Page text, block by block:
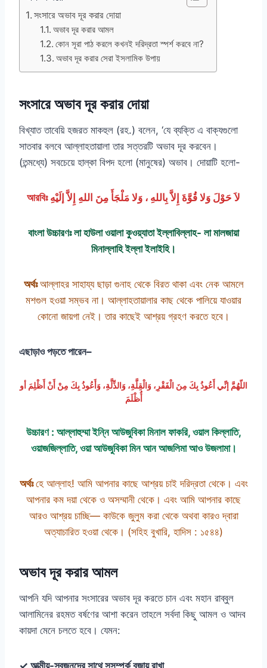
সংসারে অভাব দূর করার দোয়া
অভাব দূর করার আমল
কোন সূরা পাঠ করলে কখনই দরিদ্রতা স্পর্শ করবে না?
অভাব দূর করার সেরা ইসলামিক উপায়
সংসারে অভাব দূর করার দোয়া
বিখ্যাত তাবেয়ি হজরত মাকহুল (রহ.) বলেন, ‘যে ব্যক্তি এ বাক্যগুলো
সাতবার বলবে আল্লাহতায়ালা তার সত্তরটি অভাব দূর করবেন।
(তন্মধ্যে) সবচেয়ে হাল্কা বিপদ হলো (মানুষের) অভাব। দোয়াটি হলো-
আরবিঃ لاَ حَوْلَ وَلا قُوَّةَ إِلاَّ بِاللهِ ، وَلا مَلْجَأَ مِنَ اللهِ إِلاَّ إلَيْهِ
বাংলা উচ্চারণঃ লা হাউলা ওয়ালা কুওয়্যাতা ইল্লাবিল্লাহ- লা মালজায়া
মিনাল্লাহি ইল্লা ইলাইহি।
অর্থঃআল্লাহর সাহায্য ছাড়া গুনাহ থেকে বিরত থাকা এবং নেক আমলে
মশগুল হওয়া সম্ভব না। আল্লাহতায়ালার কাছ থেকে পালিয়ে যাওয়ার
কোনো জায়গা নেই। তার কাছেই আশ্রয় গ্রহণ করতে হবে।
এছাড়াও পড়তে পারেন–
اللّهُمَّ إنِّي أَعُوذُ بِكَ مِنَ الْفَقْرِ، وَالْقِلَّةِ، وَالذِّلَّةِ، وَأَعُوذُ بِكَ مِنْ أَنْ أَظْلِمَ أو
أُظْلَمَ
উচ্চারণ : আল্লাহুম্মা ইন্নি আউজুবিকা মিনাল ফাকরি, ওয়াল কিল্লাতি,
ওয়াজজিল্লাতি, ওয়া আউজুবিকা মিন আন আজলিমা আও উজলামা।
অর্থঃহে আল্লাহ! আমি আপনার কাছে আশ্রয় চাই দরিদ্রতা থেকে। এবং
আপনার কম দয়া থেকে ও অসম্মানী থেকে। এবং আমি আপনার কাছে
আরও আশ্রয় চাচ্ছি— কাউকে জুলুম করা থেকে অথবা কারও দ্বারা
অত্যাচারিত হওয়া থেকে। (সহিহ বুখারি, হাদিস : ১৫৪৪)
অভাব দূর করার আমল
আপনি যদি আপনার সংসারের অভাব দূর করতে চান এবং মহান রাব্বুল
আলামিনের রহমত বর্ষণের আশা করেন তাহলে সর্বদা কিছু আমল ও আদব
কায়দা মেনে চলতে হবে। যেমন: